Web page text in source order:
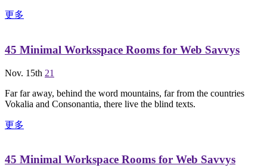
更多
45 Minimal Worksspace Rooms for Web Savvys
Nov. 15th 21
Far far away, behind the word mountains, far from the countries
Vokalia and Consonantia, there live the blind texts.
更多
45 Minimal Workspace Rooms for Web Savvys